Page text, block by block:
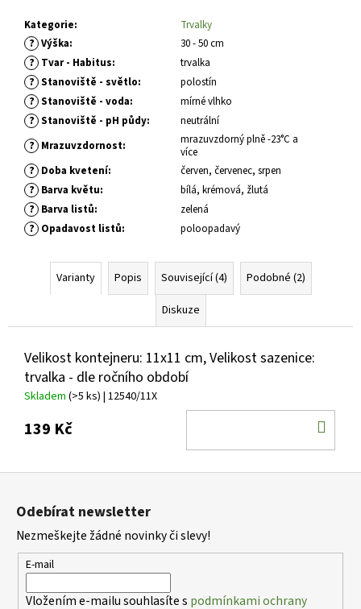
Kategorie: Trvalky
? Výška: 30 - 50 cm
? Tvar - Habitus: trvalka
? Stanoviště - světlo: polostín
? Stanoviště - voda: mírné vlhko
? Stanoviště - pH půdy: neutrální
? Mrazuvzdornost:
mrazuvzdorný plně -23°C a
více
? Doba kvetení: červen, červenec, srpen
? Barva květu: bílá, krémová, žlutá
? Barva listů: zelená
? Opadavost listů: poloopadavý
Varianty Popis Související (4)
Podobné (2)
Diskuze
Velikost kontejneru: 11x11 cm, Velikost sazenice:
trvalka - dle ročního období
Skladem (>5 ks) | 12540/11X
139 Kč
BUDDLEIA
DAVIDII
PRINCE
CHARMING
KOMULE
DAVIDOVA
149
Kč
Z
Odebírat newsletter
Nezmeškejte žádné novinky či slevy!
E-mail
Vložením e-mailu souhlasíte s podmínkami ochrany